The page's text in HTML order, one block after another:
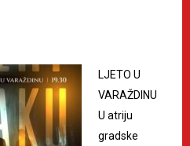
LJETO U
VARAŽDINU
U atriju
gradske